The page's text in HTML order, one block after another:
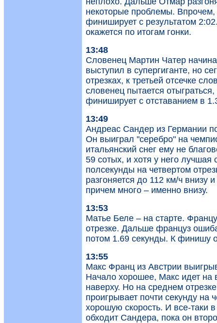
некоторые проблемы. Впрочем,
финиширует с результатом
окажется по итогам гонки.
13:48
Словенец Мартин Чатер
выступил в супергиганте, но
отрезках, к третьей отсечке
словенец пытается
финиширует с отставанием в
13:49
Андреас Сандер из Германии
Он выиграл "серебро" на
итальянский снег ему не
59 сотых, и хотя у него лучшая
полсекунды на четвертом
разгоняется до 112 км/ч внизу
причем много – именно внизу.
13:53
Матье Беле – на старте.
отрезке. Дальше француз
потом 1.69 секунды. К финишу
13:55
Макс Франц из Австрии
Начало хорошее, Макс идет на
наверху. Но на среднем
проигрывает почти секунду на
хорошую скорость. И все-таки
обходит Сандера, пока он